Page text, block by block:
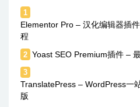
1
Elementor Pro – 汉化编辑器插
程
2 Yoast SEO Premium插件 –
3
TranslatePress – WordPress一
版